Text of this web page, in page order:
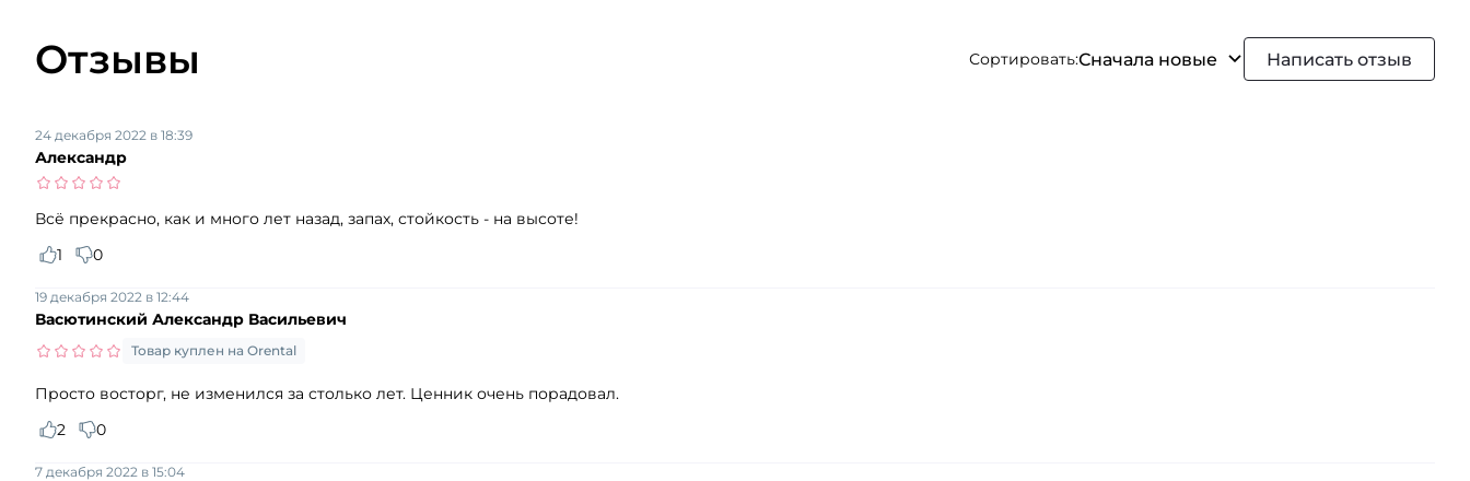
Отзывы Сортировать:Сначала новые Написать отзыв
Александр
24 декабря 2022 в 18:39
Всё прекрасно, как и много лет назад, запах, стойкость - на высоте!
1
0
Васютинский Александр Васильевич
19 декабря 2022 в 12:44
Товар куплен на Orental
Просто восторг, не изменился за столько лет. Ценник очень порадовал.
2
0
7 декабря 2022 в 15:04